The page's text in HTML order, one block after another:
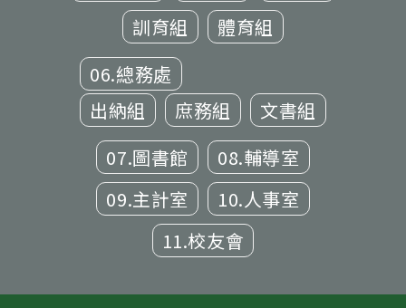
訓育組
體育組
06.總務處
出納組
庶務組
文書組
07.圖書館
08.輔導室
09.主計室
10.人事室
11.校友會